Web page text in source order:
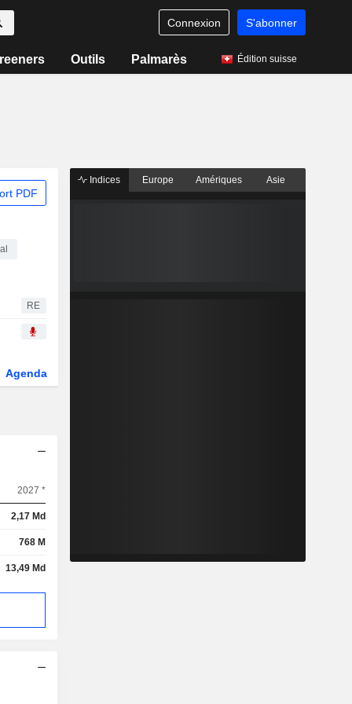
Connexion S'abonner
Outils Palmarès Édition suisse
PDF
RE
Agenda
2027 *
2,17 Md
768 M
13,49 Md
Indices Europe Amériques Asie